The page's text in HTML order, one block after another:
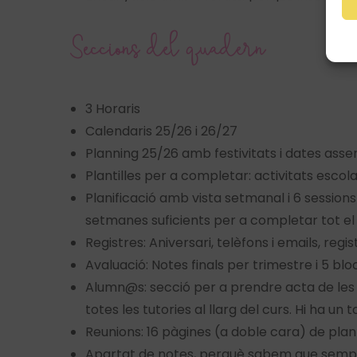
Seccions del quadern
3 Horaris
Calendaris 25/26 i 26/27
Planning 25/26 amb festivitats i dates
Plantilles per a completar: activitats
Planificació amb vista setmanal i 6
setmanes suficients per a completar tot el
Registres: Aniversari, telèfons i emails,
Avaluació: Notes finals per trimestre i 5
Alumn@s: secció per a prendre acta de
totes les tutories al llarg del curs. Hi ha un
Reunions: 16 pàgines (a doble cara) de